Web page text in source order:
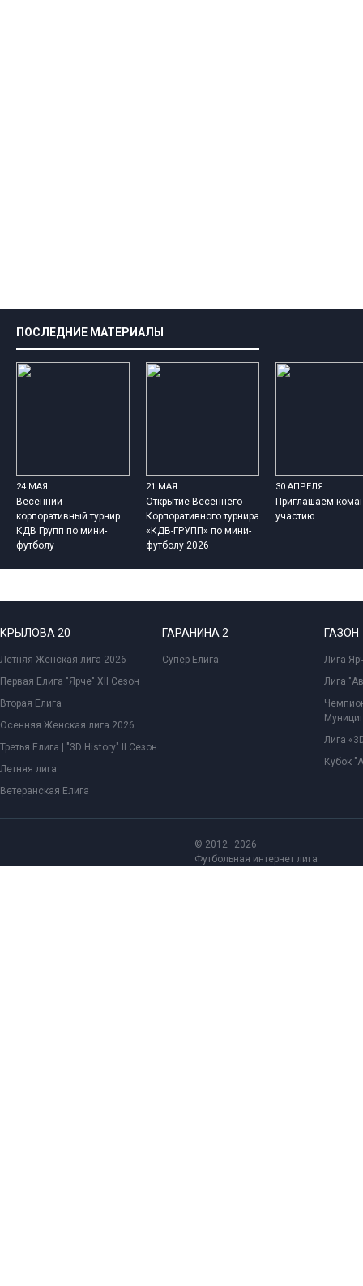
ПОСЛЕДНИЕ МАТЕРИАЛЫ
24 МАЯ
Весенний
корпоративный турнир
КДВ Групп по мини-
футболу
21 МАЯ
Открытие Весеннего
Корпоративного турнира
«КДВ-ГРУПП» по мини-
футболу 2026
30 АПРЕЛЯ
Приглашаем
участию
КРЫЛОВА 20
Летняя Женская лига 2026
Первая Елига "Ярче" XII Сезон
Вторая Елига
Осенняя Женская лига 2026
Третья Елига | "3D History" II Сезон
Летняя лига
Ветеранская Елига
ГАРАНИНА 2
Супер Елига
ГАЗОН
Лига
Лига
Лига
Кубок
© 2012–2026
Футбольная интернет лига